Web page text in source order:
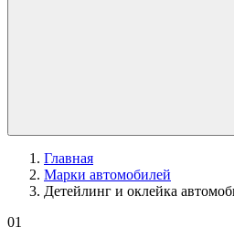
Главная
Марки автомобилей
Детейлинг и оклейка
01